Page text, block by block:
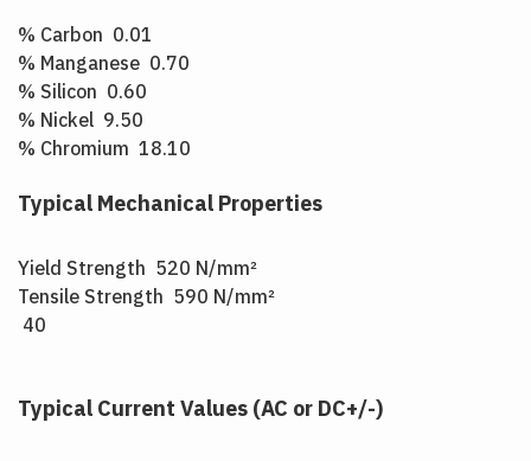
% Carbon 0.01
% Manganese 0.70
% Silicon 0.60
% Nickel 9.50
% Chromium 18.10
Typical Mechanical Properties
Yield Strength 520 N/mm²
Tensile Strength 590 N/mm²
40
Typical Current Values (AC or DC+/-)